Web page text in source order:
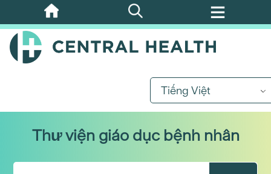
Bỏ
qua
nội
Tiếng Việt
Thư viện giáo dục bệnh nhân